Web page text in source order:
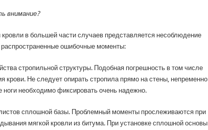
внимание?
в большей части случаев представляется несоблюдение
ошибочные моменты:
стропильной структуры. Подобная погрешность в том числе
крови. Не следует опирать стропила прямо на стены, непременно
необходимо фиксировать очень надежно.
сплошной базы. Проблемный моменты прослеживаются при
мягкой кровли из битума. При установке сплошной основы